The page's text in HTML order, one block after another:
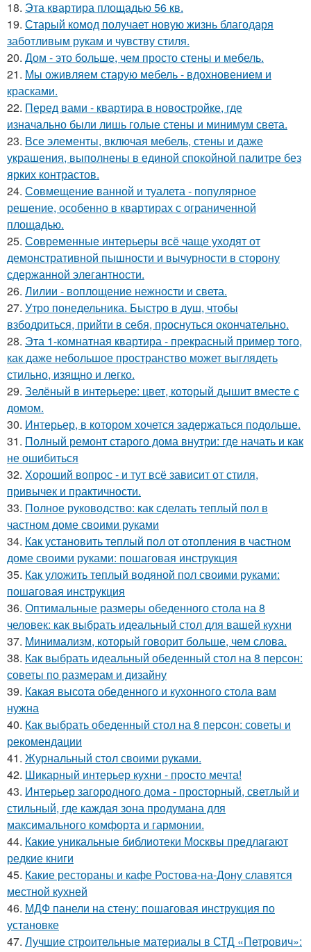
18. Эта квартира площадью 56 кв.
19. Старый комод получает новую жизнь благодаря
заботливым рукам и чувству стиля.
20. Дом - это больше, чем просто стены и мебель.
21. Мы оживляем старую мебель - вдохновением и
красками.
22. Перед вами - квартира в новостройке, где
изначально были лишь голые стены и минимум света.
23. Все элементы, включая мебель, стены и даже
украшения, выполнены в единой спокойной палитре без
ярких контрастов.
24. Совмещение ванной и туалета - популярное
решение, особенно в квартирах с ограниченной
площадью.
25. Современные интерьеры всё чаще уходят от
демонстративной пышности и вычурности в сторону
сдержанной элегантности.
26. Лилии - воплощение нежности и света.
27. Утро понедельника. Быстро в душ, чтобы
взбодриться, прийти в себя, проснуться окончательно.
28. Эта 1-комнатная квартира - прекрасный пример того,
как даже небольшое пространство может выглядеть
стильно, изящно и легко.
29. Зелёный в интерьере: цвет, который дышит вместе с
домом.
30. Интерьер, в котором хочется задержаться подольше.
31. Полный ремонт старого дома внутри: где начать и как
не ошибиться
32. Хороший вопрос - и тут всё зависит от стиля,
привычек и практичности.
33. Полное руководство: как сделать теплый пол в
частном доме своими руками
34. Как установить теплый пол от отопления в частном
доме своими руками: пошаговая инструкция
35. Как уложить теплый водяной пол своими руками:
пошаговая инструкция
36. Оптимальные размеры обеденного стола на 8
человек: как выбрать идеальный стол для вашей кухни
37. Минимализм, который говорит больше, чем слова.
38. Как выбрать идеальный обеденный стол на 8 персон:
советы по размерам и дизайну
39. Какая высота обеденного и кухонного стола вам
нужна
40. Как выбрать обеденный стол на 8 персон: советы и
рекомендации
41. Журнальный стол своими руками.
42. Шикарный интерьер кухни - просто мечта!
43. Интерьер загородного дома - просторный, светлый и
стильный, где каждая зона продумана для
максимального комфорта и гармонии.
44. Какие уникальные библиотеки Москвы предлагают
редкие книги
45. Какие рестораны и кафе Ростова-на-Дону славятся
местной кухней
46. МДФ панели на стену: пошаговая инструкция по
установке
47. Лучшие строительные материалы в СТД «Петрович»: